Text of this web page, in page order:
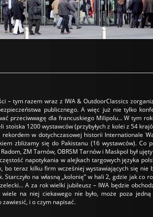
– tym razem wraz z IWA & OutdoorClassics
publicznego. A więc już nie tylko
przeciwwagę dla francuskiego Milipolu... W tym
1200 wystawców (przybyłych z kolei z 54
w dotychczasowej historii Internationale
zbliżamy się do Pakistanu (16 wystawców).
ZM Tarnów, OBRSM Tarnów i Maskpol był
napotykania w alejkach targowych języka
bo teraz kilku firm wcześniej wystawiających się
na własną „kolonię” w hali 2, gdzie jak co
A za rok wielki jubileusz – IWA będzie
na niej ciekawego nie było, może poza
zawiesić, i o czym napisać.